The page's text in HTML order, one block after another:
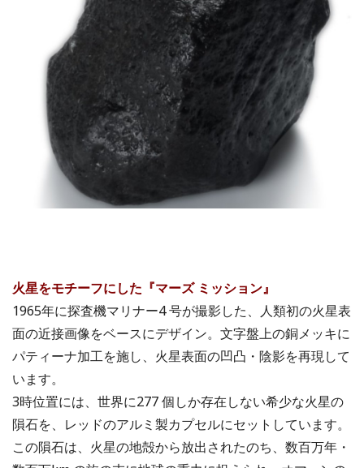
火星をモチーフにした『マーズ ミッション』
1965年に探査機マリナー4 号が撮影した、人類初の火星表
面の近接画像をベースにデザイン。文字盤上の銅メッキに
パティーナ加工を施し、火星表面の凹凸・陰影を再現して
います。
3時位置には、世界に277 個しか存在しない希少な火星の
隕石を、レッドのアルミ製カプセルにセットしています。
この隕石は、火星の地殻から放出されたのち、数百万年・